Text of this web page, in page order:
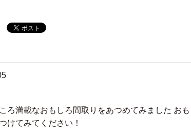
ろ満載なおもしろ間取りをあつめてみました お
けてみてください！